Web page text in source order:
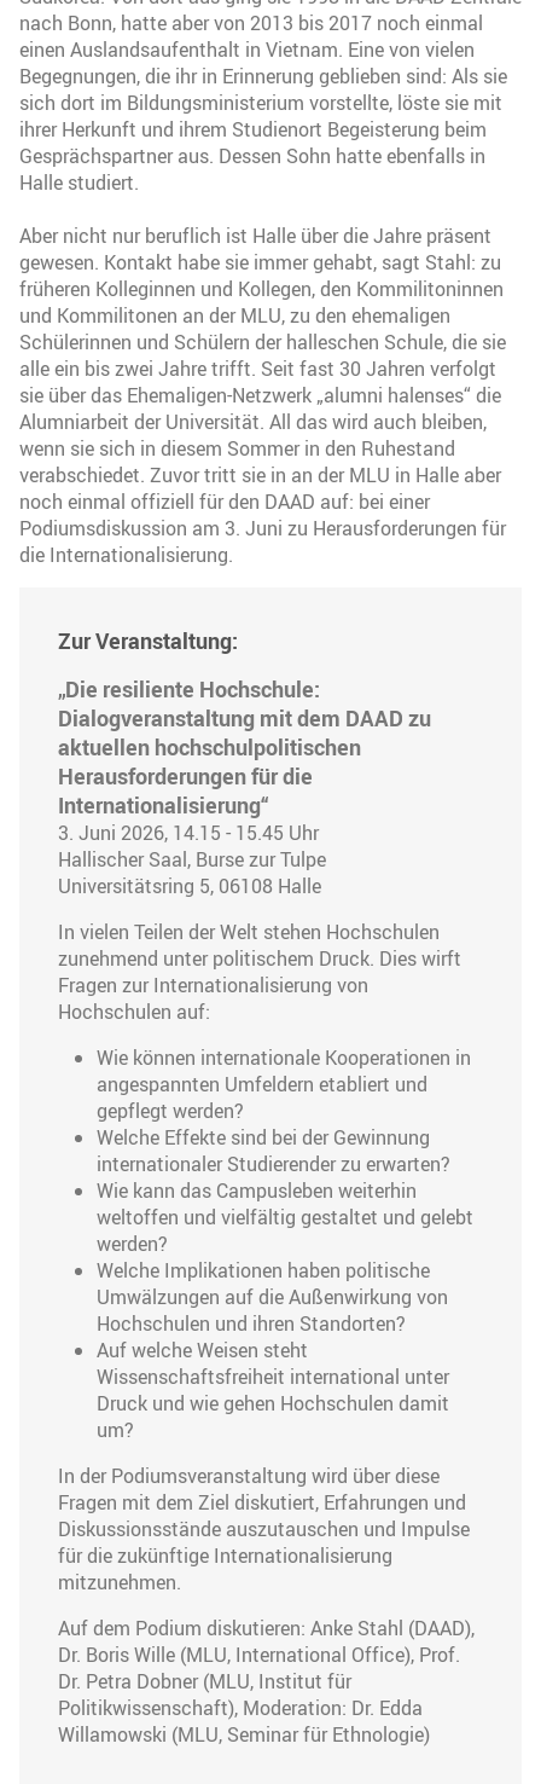
nach Bonn, hatte aber von 2013 bis 2017 noch einmal
einen Auslandsaufenthalt in Vietnam. Eine von vielen
Begegnungen, die ihr in Erinnerung geblieben sind: Als sie
sich dort im Bildungsministerium vorstellte, löste sie mit
ihrer Herkunft und ihrem Studienort Begeisterung beim
Gesprächspartner aus. Dessen Sohn hatte ebenfalls in
Halle studiert.
Aber nicht nur beruflich ist Halle über die Jahre präsent
gewesen. Kontakt habe sie immer gehabt, sagt Stahl: zu
früheren Kolleginnen und Kollegen, den Kommilitoninnen
und Kommilitonen an der MLU, zu den ehemaligen
Schülerinnen und Schülern der halleschen Schule, die sie
alle ein bis zwei Jahre trifft. Seit fast 30 Jahren verfolgt
sie über das Ehemaligen-Netzwerk „alumni halenses“ die
Alumniarbeit der Universität. All das wird auch bleiben,
wenn sie sich in diesem Sommer in den Ruhestand
verabschiedet. Zuvor tritt sie in an der MLU in Halle aber
noch einmal offiziell für den DAAD auf: bei einer
Podiumsdiskussion am 3. Juni zu Herausforderungen für
die Internationalisierung.
Zur Veranstaltung:
„Die resiliente Hochschule:
Dialogveranstaltung mit dem DAAD zu
aktuellen hochschulpolitischen
Herausforderungen für die
Internationalisierung“
3. Juni 2026, 14.15 - 15.45 Uhr
Hallischer Saal, Burse zur Tulpe
Universitätsring 5, 06108 Halle
In vielen Teilen der Welt stehen Hochschulen
zunehmend unter politischem Druck. Dies wirft
Fragen zur Internationalisierung von
Hochschulen auf:
Wie können internationale Kooperationen in
angespannten Umfeldern etabliert und
gepflegt werden?
Welche Effekte sind bei der Gewinnung
internationaler Studierender zu erwarten?
Wie kann das Campusleben weiterhin
weltoffen und vielfältig gestaltet und gelebt
werden?
Welche Implikationen haben politische
Umwälzungen auf die Außenwirkung von
Hochschulen und ihren Standorten?
Auf welche Weisen steht
Wissenschaftsfreiheit international unter
Druck und wie gehen Hochschulen damit
um?
In der Podiumsveranstaltung wird über diese
Fragen mit dem Ziel diskutiert, Erfahrungen und
Diskussionsstände auszutauschen und Impulse
für die zukünftige Internationalisierung
mitzunehmen.
Auf dem Podium diskutieren: Anke Stahl (DAAD),
Dr. Boris Wille (MLU, International Office), Prof.
Dr. Petra Dobner (MLU, Institut für
Politikwissenschaft), Moderation: Dr. Edda
Willamowski (MLU, Seminar für Ethnologie)